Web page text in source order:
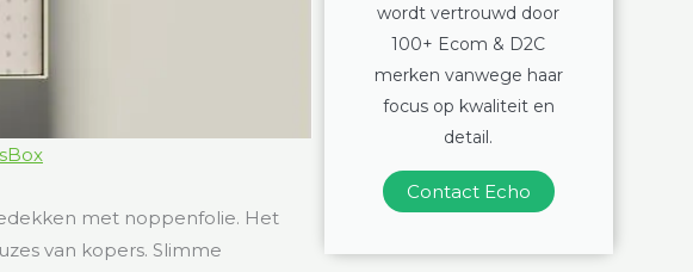
met noppenfolie. Het
van kopers. Slimme
wordt vertrouwd door
100+ Ecom & D2C
merken vanwege haar
focus op kwaliteit en
detail.
Contact Echo